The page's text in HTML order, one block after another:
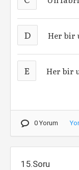
D Her bir
E Her bir
0 Yorum
15.Soru